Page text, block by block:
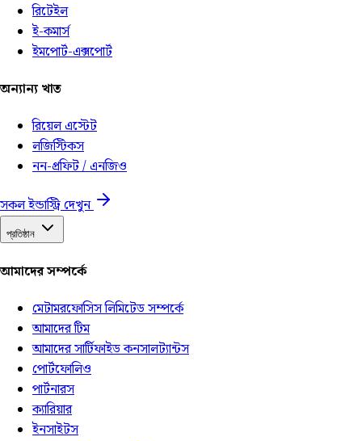
রিটেইল
ই-কমার্স
ইমপোর্ট-এক্সপোর্ট
অন্যান্য খাত
রিয়েল এস্টেট
লজিস্টিকস
নন-প্রফিট / এনজিও
সকল ইন্ডাস্ট্রি দেখুন
প্রতিষ্ঠান
আমাদের সম্পর্কে
মেটামরফোসিস লিমিটেড সম্পর্কে
আমাদের টিম
আমাদের সার্টিফাইড কনসালট্যান্টস
পোর্টফোলিও
পার্টনারস
ক্যারিয়ার
ইনসাইটস